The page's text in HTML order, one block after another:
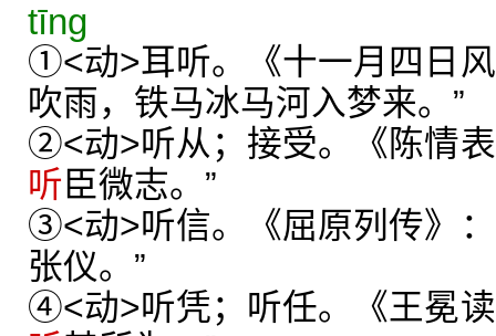
tīng
①<动>耳听。《十一月四日
吹雨，铁马冰马河入梦来。”
②<动>听从；接受。《陈情
听 臣微志。”
③<动>听信。《屈原列传》
张仪。”
④<动>听凭；听任。《王冕